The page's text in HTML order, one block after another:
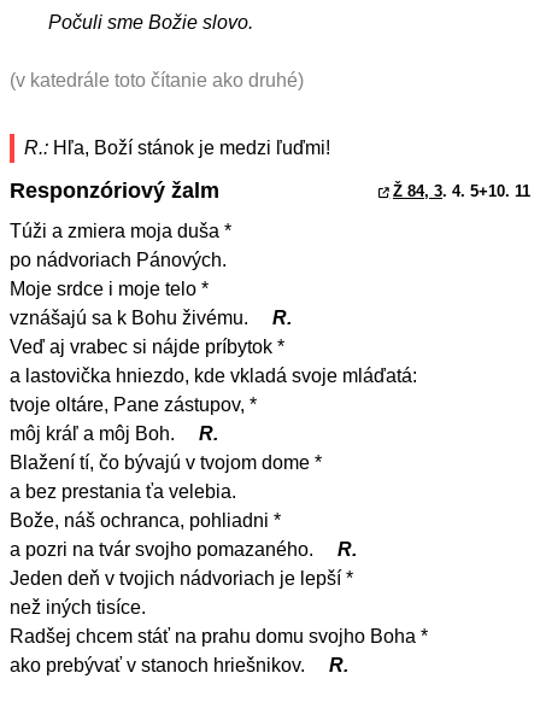
Počuli sme Božie slovo.
(v katedrále toto čítanie ako druhé)
R.: Hľa, Boží stánok je medzi ľuďmi!
Responzóriový žalm Ž 84, 3. 4. 5+10. 11
Túži a zmiera moja duša *
po nádvoriach Pánových.
Moje srdce i moje telo *
vznášajú sa k Bohu živému.
R.
Veď aj vrabec si nájde príbytok *
a lastovička hniezdo, kde vkladá svoje mláďatá:
tvoje oltáre, Pane zástupov, *
môj kráľ a môj Boh.
R.
Blažení tí, čo bývajú v tvojom dome *
a bez prestania ťa velebia.
Bože, náš ochranca, pohliadni *
a pozri na tvár svojho pomazaného.
R.
Jeden deň v tvojich nádvoriach je lepší *
než iných tisíce.
Radšej chcem stáť na prahu domu svojho Boha *
ako prebývať v stanoch hriešnikov.
R.